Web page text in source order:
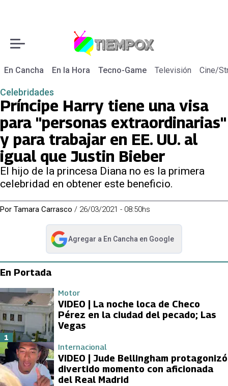
En Cancha En la Hora Tecno-Game Televisión Cine/
Celebridades
Príncipe Harry tiene una visa
para "personas extraordinarias"
y para trabajar en EE. UU. al
igual que Justin Bieber
El hijo de la princesa Diana no es la primera
celebridad en obtener este beneficio.
Por Tamara Carrasco / 26/03/2021 - 08:50hs
Agregar a En Cancha en Google
abre en nueva pestaña
En Portada
Motor
VIDEO | La noche loca de Checo
Pérez en la ciudad del pecado; Las
Vegas
1
Internacional
VIDEO | Jude Bellingham protagonizó
divertido momento con aficionada
del Real Madrid